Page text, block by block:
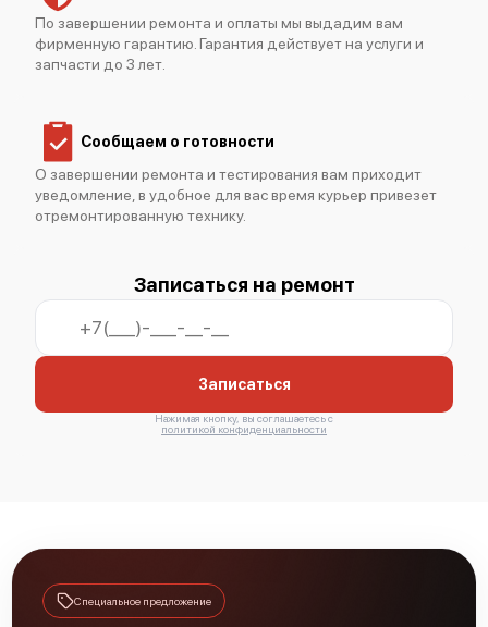
По завершении ремонта и оплаты мы выдадим вам
фирменную гарантию. Гарантия действует на услуги и
запчасти до 3 лет.
Сообщаем о готовности
О завершении ремонта и тестирования вам приходит
уведомление, в удобное для вас время курьер привезет
отремонтированную технику.
Записаться на ремонт
Записаться
Нажимая кнопку, вы соглашаетесь с
политикой конфиденциальности
Специальное предложение